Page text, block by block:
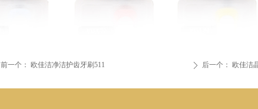
前一个： 欧佳洁净洁护齿牙刷511 ꄲ 后一个： 欧佳洁